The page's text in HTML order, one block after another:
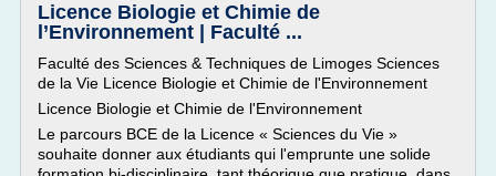
Licence Biologie et Chimie de
l’Environnement | Faculté ...
Faculté des Sciences & Techniques de Limoges Sciences
de la Vie Licence Biologie et Chimie de l'Environnement
Licence Biologie et Chimie de l'Environnement
Le parcours BCE de la Licence « Sciences du Vie »
souhaite donner aux étudiants qui l'emprunte une solide